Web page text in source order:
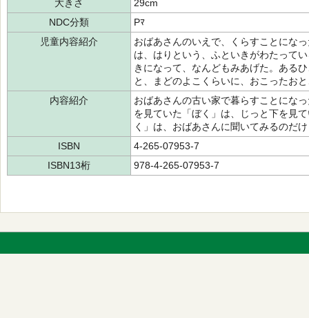
大きさ
29cm
NDC分類
Pﾏ
児童内容紹介
おばあさんのいえで、くらすことにな
は、はりという、ふといきがわたって
きになって、なんどもみあげた。ある
と、まどのよこくらいに、おこったお
内容紹介
おばあさんの古い家で暮らすことにな
を見ていた「ぼく」は、じっと下を見
く」は、おばあさんに聞いてみるのだ
ISBN
4-265-07953-7
ISBN13桁
978-4-265-07953-7